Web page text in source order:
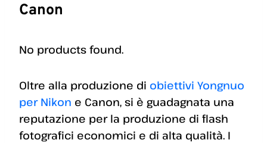
Canon
No products found.
Oltre alla produzione di obiettivi Yongnuo
per Nikon e Canon, si è guadagnata una
reputazione per la produzione di flash
fotografici economici e di alta qualità. I